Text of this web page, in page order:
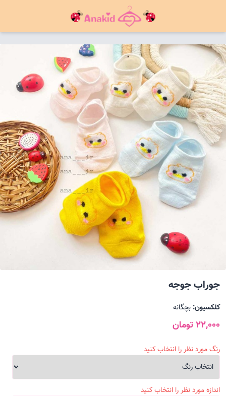
جوراب جوجه
کلکسیون: بچگانه
22,000 تومان
رنگ مورد نظر را انتخاب کنید
اندازه مورد نظر را انتخاب کنید